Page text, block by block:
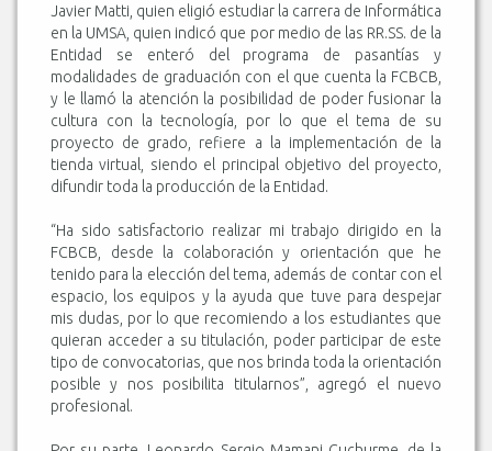
Javier Matti, quien eligió estudiar la carrera de Informática
en la UMSA, quien indicó que por medio de las RR.SS. de la
Entidad se enteró del programa de pasantías y
modalidades de graduación con el que cuenta la FCBCB,
y le llamó la atención la posibilidad de poder fusionar la
cultura con la tecnología, por lo que el tema de su
proyecto de grado, refiere a la implementación de la
tienda virtual, siendo el principal objetivo del proyecto,
difundir toda la producción de la Entidad.
“Ha sido satisfactorio realizar mi trabajo dirigido en la
FCBCB, desde la colaboración y orientación que he
tenido para la elección del tema, además de contar con el
espacio, los equipos y la ayuda que tuve para despejar
mis dudas, por lo que recomiendo a los estudiantes que
quieran acceder a su titulación, poder participar de este
tipo de convocatorias, que nos brinda toda la orientación
posible y nos posibilita titularnos”, agregó el nuevo
profesional.